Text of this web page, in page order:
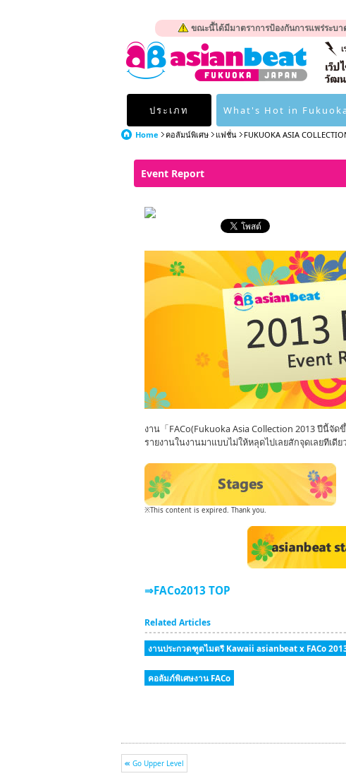
ขณะนี้ได้มีมาตราการป้องกันการแพร่ระบ
ประเภท What's Hot in
Home คอลัมน์พิเศษ แฟชั่น FUKUOKA ASIA
Event Report
งาน「FACo(Fukuoka Asia Collection 2013 ปีนีัจั
รายงานในงานมาแบบไม่ให้หลุดไปเลยสักจุดเลยทีเดีย
※This content is expired. Thank you.
⇒FACo2013 TOP
Related Articles
งานประกวดฑูตไมตรี Kawaii asianbeat x FACo
คอลัมภ์พิเศษงาน FACo
Go Upper Level